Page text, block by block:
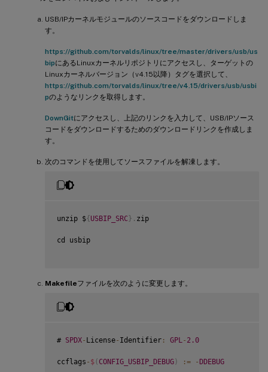
USB/IPカーネルモジュールのソースコードをダウンロードしま
す。
https://github.com/torvalds/linux/tree/master/drivers/usb/us
bipにあるLinuxカーネルリポジトリにアクセスし、ターゲットの
Linuxカーネルバージョン（v4.15以降）タグを選択して、
https://github.com/torvalds/linux/tree/v4.15/drivers/usb/usbi
pのようなリンクを取得します。
DownGitにアクセスし、上記のリンクを入力して、USB/IPソース
コードをダウンロードするためのダウンロードリンクを作成しま
す。
次のコマンドを使用してソースファイルを解凍します。
unzip ${ USBIP_SRC } . zip
cd usbip
Makefileファイルを次のように変更します。
# SPDX- License- Identifier : GPL- 2.0
ccflags - $ CONFIG_USBIP_DEBUG ) := - DDEBUG